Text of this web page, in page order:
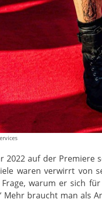
2022 auf der Premiere
waren verwirrt von
Frage, warum er sich
Mehr braucht man als